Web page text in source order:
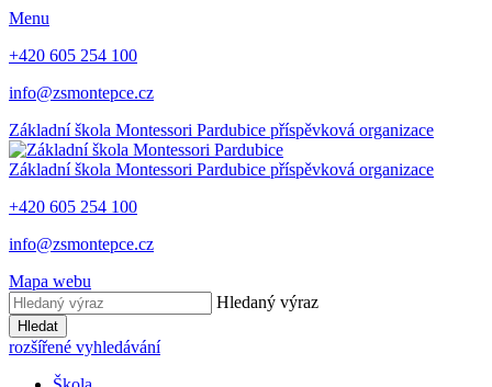
Menu
+420 605 254 100
info@zsmontepce.cz
Základní škola Montessori Pardubice příspěvková organizace
Základní škola Montessori Pardubice příspěvková organizace
+420 605 254 100
info@zsmontepce.cz
Mapa webu
Hledaný výraz
Hledat
rozšířené vyhledávání